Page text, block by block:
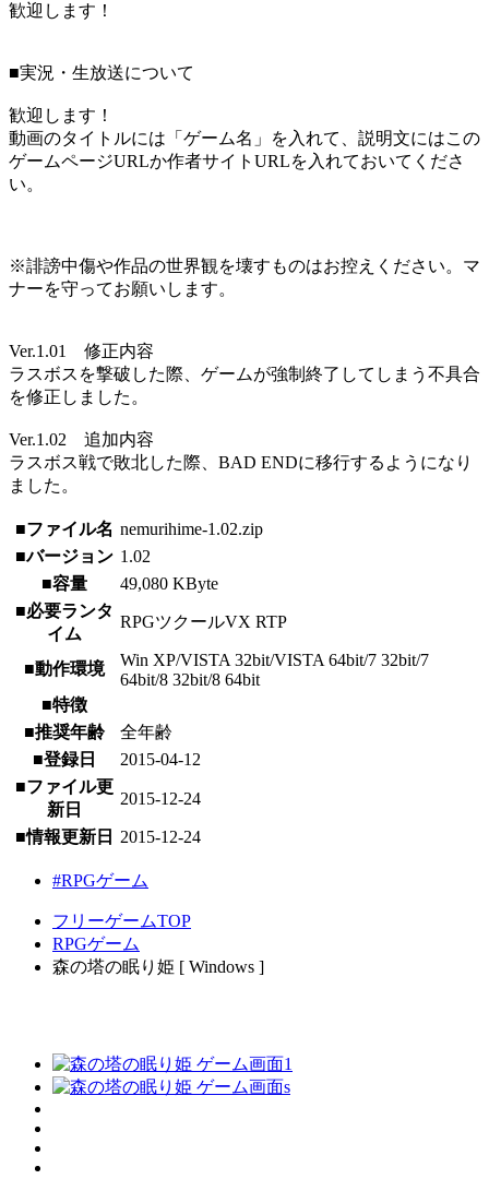
歓迎します！
■実況・生放送について
歓迎します！
動画のタイトルには「ゲーム名」を入れて、説明文にはこの
ゲームページURLか作者サイトURLを入れておいてくださ
い。
※誹謗中傷や作品の世界観を壊すものはお控えください。マ
ナーを守ってお願いします。
Ver.1.01 修正内容
ラスボスを撃破した際、ゲームが強制終了してしまう不具合
を修正しました。
Ver.1.02 追加内容
ラスボス戦で敗北した際、BAD ENDに移行するようになり
ました。
■ファイル名 nemurihime-1.02.zip
■バージョン 1.02
■容量
49,080 KByte
■必要ランタ
イム
RPGツクールVX RTP
■動作環境
Win XP/VISTA 32bit/VISTA 64bit/7 32bit/7
64bit/8 32bit/8 64bit
■特徴
■推奨年齢
全年齢
■登録日
2015-04-12
■ファイル更
新日
2015-12-24
■情報更新日 2015-12-24
#RPGゲーム
フリーゲームTOP
RPGゲーム
森の塔の眠り姫 [ Windows ]